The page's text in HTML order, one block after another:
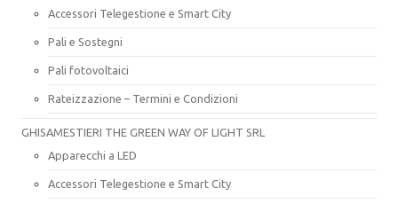
Accessori Telegestione e Smart City
Pali e Sostegni
Pali fotovoltaici
Rateizzazione – Termini e Condizioni
GHISAMESTIERI THE GREEN WAY OF LIGHT SRL
Apparecchi a LED
Accessori Telegestione e Smart City